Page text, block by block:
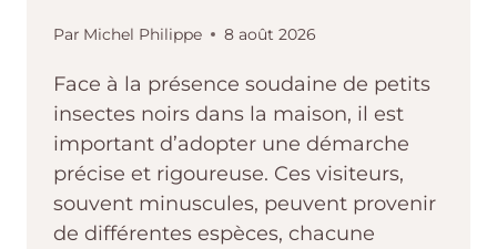
Par Michel Philippe 8 août 2026
Face à la présence soudaine de petits
insectes noirs dans la maison, il est
important d’adopter une démarche
précise et rigoureuse. Ces visiteurs,
souvent minuscules, peuvent provenir
de différentes espèces, chacune